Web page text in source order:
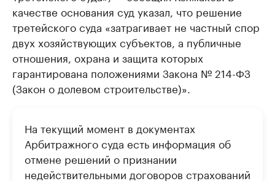
качестве основания суд указал, что решение
третейского суда «затрагивает не частный спор
двух хозяйствующих субъектов, а публичные
отношения, охрана и защита которых
гарантирована положениями Закона № 214-ФЗ
(Закон о долевом строительстве)».
На текущий момент в документах
Арбитражного суда есть информация об
отмене решений о признании
недействительными договоров страхований